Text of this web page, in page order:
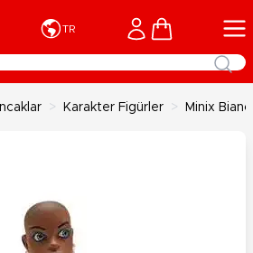
TR Cart
> Karakter Figürler > Minix